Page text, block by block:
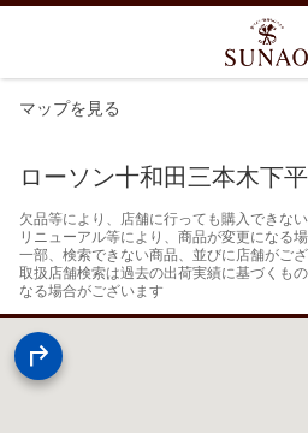
マップを見る
ローソン十和田三本木下平
欠品等により、店舗に行っても購入できな
リニューアル等により、商品が変更になる
一部、検索できない商品、並びに店舗がご
取扱店舗検索は過去の出荷実績に基づくも
なる場合がございます